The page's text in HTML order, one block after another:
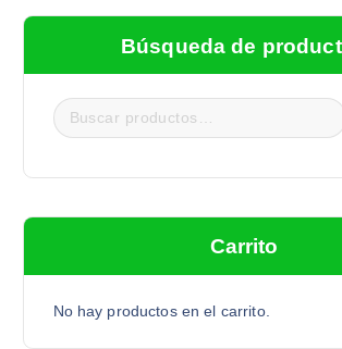
Búsqueda de
Carrito
No hay productos en el carrito.